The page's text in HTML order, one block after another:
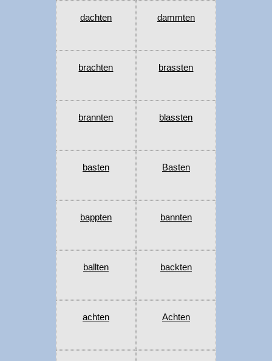
dachten dammten
brachten brassten
brannten blassten
basten Basten
bappten bannten
ballten backten
achten Achten